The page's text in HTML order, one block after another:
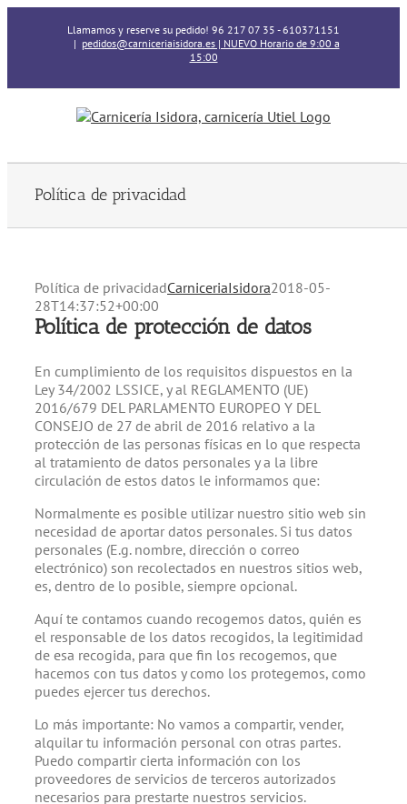
Llamamos y reserve su pedido! 96 217 07 35 - 610371151
| pedidos@carniceriaisidora.es | NUEVO Horario de 9:00 a
15:00
Política de privacidad
Política de privacidadCarniceriaIsidora2018-05-
28T14:37:52+00:00
Política de protección de datos
En cumplimiento de los requisitos dispuestos en la
Ley 34/2002 LSSICE, y al REGLAMENTO (UE)
2016/679 DEL PARLAMENTO EUROPEO Y DEL
CONSEJO de 27 de abril de 2016 relativo a la
protección de las personas físicas en lo que respecta
al tratamiento de datos personales y a la libre
circulación de estos datos le informamos que:
Normalmente es posible utilizar nuestro sitio web sin
necesidad de aportar datos personales. Si tus datos
personales (E.g. nombre, dirección o correo
electrónico) son recolectados en nuestros sitios web,
es, dentro de lo posible, siempre opcional.
Aquí te contamos cuando recogemos datos, quién es
el responsable de los datos recogidos, la legitimidad
de esa recogida, para que fin los recogemos, que
hacemos con tus datos y como los protegemos, como
puedes ejercer tus derechos.
Lo más importante: No vamos a compartir, vender,
alquilar tu información personal con otras partes.
Puedo compartir cierta información con los
proveedores de servicios de terceros autorizados
necesarios para prestarte nuestros servicios.